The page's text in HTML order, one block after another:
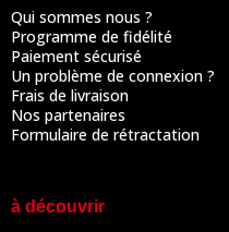
Qui sommes nous ?
Programme de fidélité
Paiement sécurisé
Un problème de connexion ?
Frais de livraison
Nos partenaires
Formulaire de rétractation
à découvrir